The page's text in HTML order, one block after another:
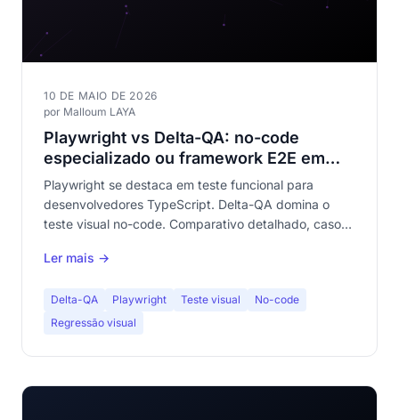
10 DE MAIO DE 2026
por Malloum LAYA
Playwright vs Delta-QA: no-code
especializado ou framework E2E em
2026
Playwright se destaca em teste funcional para
desenvolvedores TypeScript. Delta-QA domina o
teste visual no-code. Comparativo detalhado, casos
Ler mais →
Delta-QA Playwright Teste visual
No-code
Regressão visual